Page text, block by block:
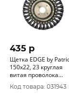
435 p
Щетка EDGE by
150х22, 23 круглая
витая проволока
813010012
Код товара: 031943